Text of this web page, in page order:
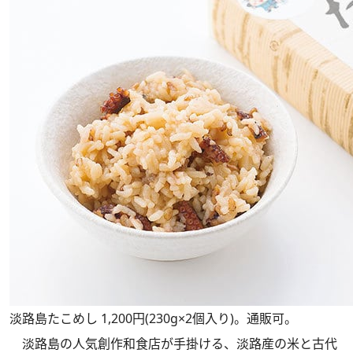
淡路島たこめし 1,200円(230g×2個入り)。通販可。
淡路島の人気創作和食店が手掛ける、淡路産の米と古代